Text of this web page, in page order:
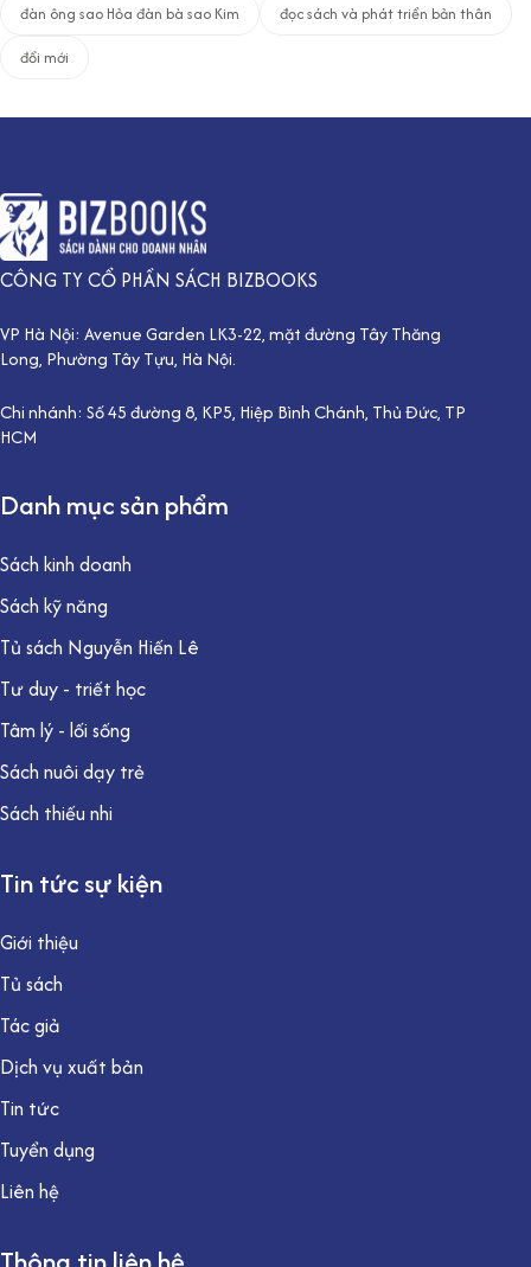
đàn ông sao Hỏa đàn bà sao Kim
đọc sách và phát triển bản thân
đổi mới
CÔNG TY CỔ PHẦN SÁCH BIZBOOKS
VP Hà Nội: Avenue Garden LK3-22, mặt đường Tây Thăng
Long, Phường Tây Tựu, Hà Nội.
Chi nhánh: Số 45 đường 8, KP5, Hiệp Bình Chánh, Thủ Đức, TP
HCM
Danh mục sản phẩm
Sách kinh doanh
Sách kỹ năng
Tủ sách Nguyễn Hiến Lê
Tư duy - triết học
Tâm lý - lối sống
Sách nuôi dạy trẻ
Sách thiếu nhi
Tin tức sự kiện
Giới thiệu
Tủ sách
Tác giả
Dịch vụ xuất bản
Tin tức
Tuyển dụng
Liên hệ